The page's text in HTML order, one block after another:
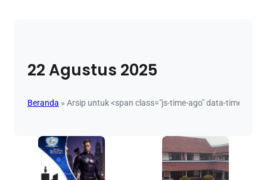
22 Agustus 2025
Beranda » Arsip untuk <span class="js-time-ago" data-